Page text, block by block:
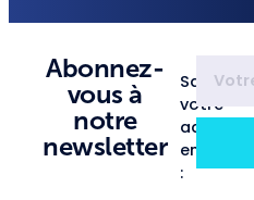
Abonnez-
vous à
notre
newsletter
Saisissez
votre
adresse
email
: